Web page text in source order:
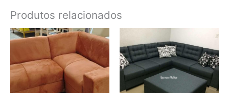
Produtos relacionados